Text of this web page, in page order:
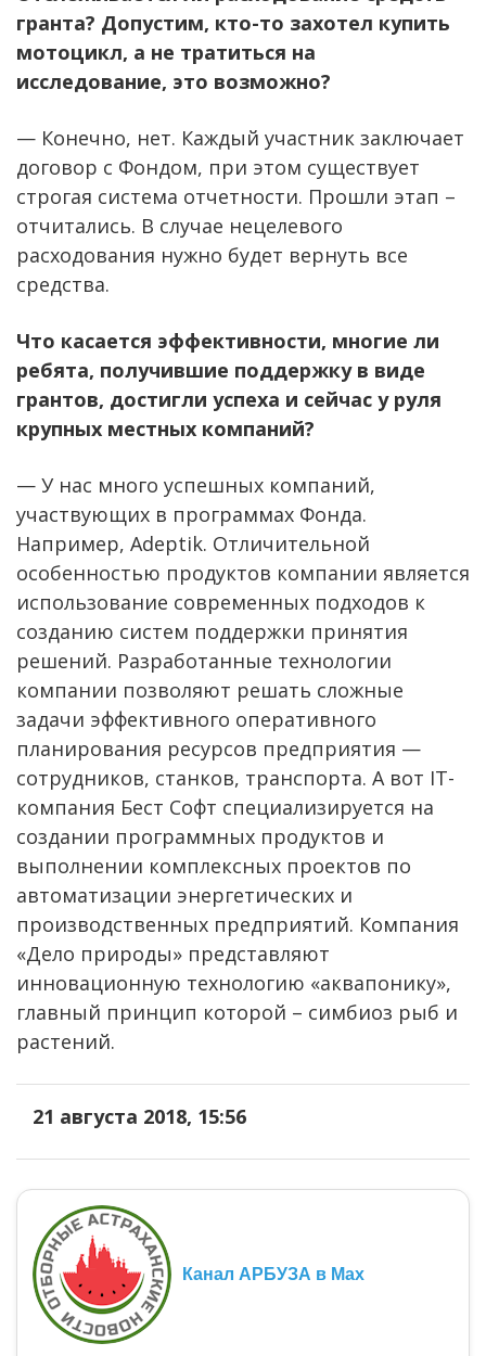
гранта? Допустим, кто-то захотел купить
мотоцикл, а не тратиться на
исследование, это возможно?
— Конечно, нет. Каждый участник заключает
договор с Фондом, при этом существует
строгая система отчетности. Прошли этап –
отчитались. В случае нецелевого
расходования нужно будет вернуть все
средства.
Что касается эффективности, многие ли
ребята, получившие поддержку в виде
грантов, достигли успеха и сейчас у руля
крупных местных компаний?
— У нас много успешных компаний,
участвующих в программах Фонда.
Например, Adeptik. Отличительной
особенностью продуктов компании является
использование современных подходов к
созданию систем поддержки принятия
решений. Разработанные технологии
компании позволяют решать сложные
задачи эффективного оперативного
планирования ресурсов предприятия —
сотрудников, станков, транспорта. А вот IT-
компания Бест Софт специализируется на
создании программных продуктов и
выполнении комплексных проектов по
автоматизации энергетических и
производственных предприятий. Компания
«Дело природы» представляют
инновационную технологию «аквапонику»,
главный принцип которой – симбиоз рыб и
растений.
21 августа 2018, 15:56
Канал АРБУЗА в Max